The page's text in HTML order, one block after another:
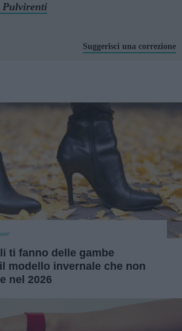
Suggerisci una correzione
ti fanno delle gambe
modello invernale che non
nel 2026